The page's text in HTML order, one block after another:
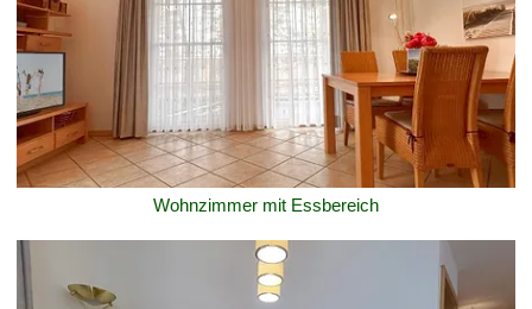
Wohnzimmer mit Essbereich